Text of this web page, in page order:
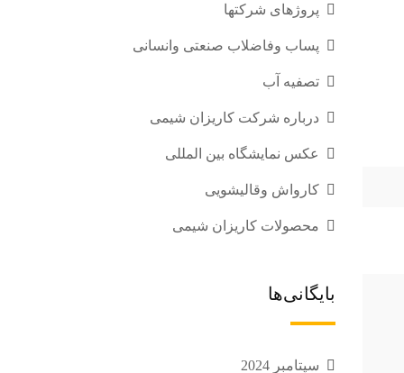
پروژهای شرکتها
پساب وفاضلاب صنعتی وانسانی
تصفیه آب
درباره شرکت کاریزان شیمی
عکس نمایشگاه بین المللی
کارواش وقالیشویی
محصولات کاریزان شیمی
بایگانی‌ها
سپتامبر 2024